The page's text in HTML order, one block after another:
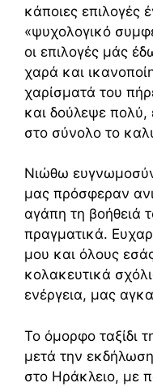
κάποιες επιλογές
«ψυχολογικό
οι επιλογές μάς
χαρά και
χαρίσματά του
και δούλεψε πολύ,
στο σύνολο το
Νιώθω
μας πρόσφεραν
αγάπη τη βοήθειά
πραγματικά.
μου και όλους
κολακευτικά
ενέργεια, μας
Το όμορφο ταξίδι
μετά την
στο Ηράκλειο, με